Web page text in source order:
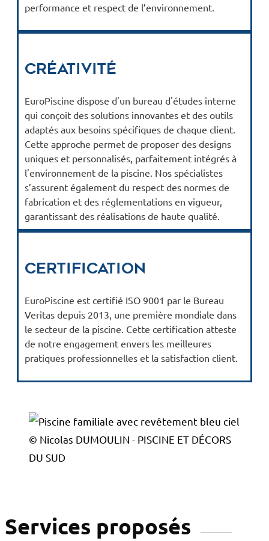
performance et respect de l’environnement.
Créativité
EuroPiscine dispose d'un bureau d'études interne
qui conçoit des solutions innovantes et des outils
adaptés aux besoins spécifiques de chaque client.
Cette approche permet de proposer des designs
uniques et personnalisés, parfaitement intégrés à
l'environnement de la piscine. Nos spécialistes
s’assurent également du respect des normes de
fabrication et des réglementations en vigueur,
garantissant des réalisations de haute qualité.
Certification
EuroPiscine est certifié ISO 9001 par le Bureau
Veritas depuis 2013, une première mondiale dans
le secteur de la piscine. Cette certification atteste
de notre engagement envers les meilleures
pratiques professionnelles et la satisfaction client.
© Nicolas DUMOULIN - PISCINE ET DÉCORS
DU SUD
Services proposés